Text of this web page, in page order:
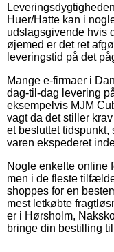
Huer/Hatte kan i
udslagsgivende hvis
øjemed er det ret
leveringstid på det
Mange e-firmaer i
dag-til-dag levering
eksempelvis MJM
vagt da det stiller
et besluttet tidspunkt,
varen ekspederet
Nogle enkelte online
men i de fleste
shoppes for en
mest letkøbte
er i Hørsholm,
bringe din bestilling